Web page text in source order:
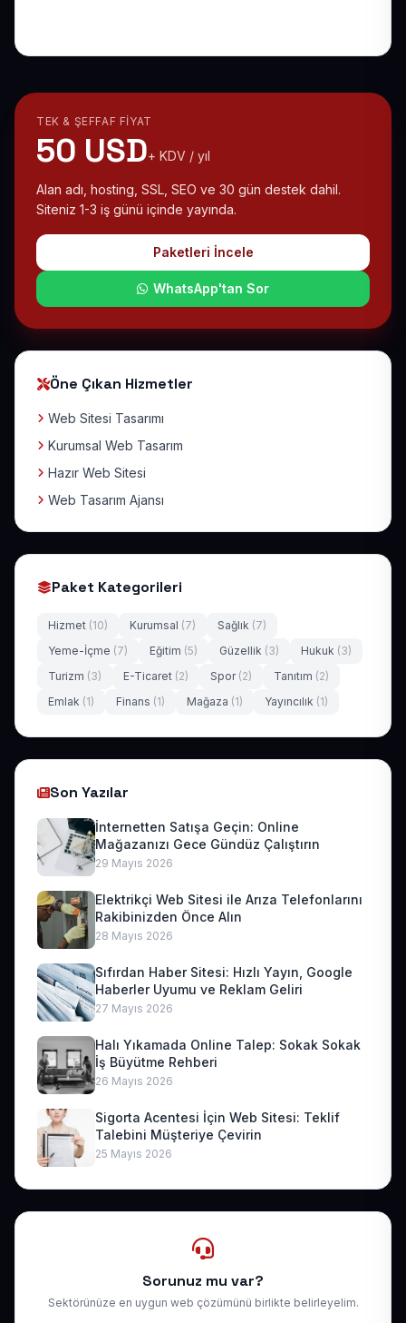
TEK & ŞEFFAF FIYAT
50 USD+ KDV / yıl
Alan adı, hosting, SSL, SEO ve 30 gün destek dahil.
Siteniz 1-3 iş günü içinde yayında.
Paketleri İncele
WhatsApp'tan Sor
Öne Çıkan Hizmetler
Web Sitesi Tasarımı
Kurumsal Web Tasarım
Hazır Web Sitesi
Web Tasarım Ajansı
Paket Kategorileri
Hizmet (10) Kurumsal (7) Sağlık (7)
Yeme-İçme (7) Eğitim (5) Güzellik (3) Hukuk (3)
Turizm (3) E-Ticaret (2) Spor (2) Tanıtım (2)
Emlak (1) Finans (1) Mağaza (1) Yayıncılık (1)
Son Yazılar
İnternetten Satışa Geçin: Online
Mağazanızı Gece Gündüz Çalıştırın
29 Mayıs 2026
Elektrikçi Web Sitesi ile Arıza Telefonlarını
Rakibinizden Önce Alın
28 Mayıs 2026
Sıfırdan Haber Sitesi: Hızlı Yayın, Google
Haberler Uyumu ve Reklam Geliri
27 Mayıs 2026
Halı Yıkamada Online Talep: Sokak Sokak
İş Büyütme Rehberi
26 Mayıs 2026
Sigorta Acentesi İçin Web Sitesi: Teklif
Talebini Müşteriye Çevirin
25 Mayıs 2026
Sorunuz mu var?
Sektörünüze en uygun web çözümünü birlikte belirleyelim.